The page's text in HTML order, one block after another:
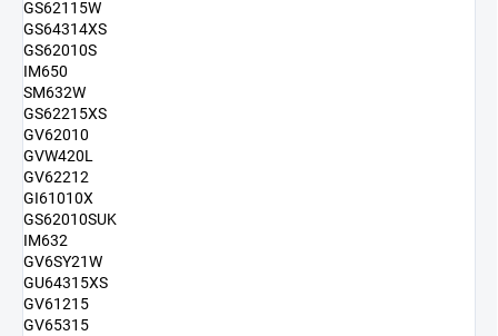
GS62115W
GS64314XS
GS62010S
IM650
SM632W
GS62215XS
GV62010
GVW420L
GV62212
GI61010X
GS62010SUK
IM632
GV6SY21W
GU64315XS
GV61215
GV65315